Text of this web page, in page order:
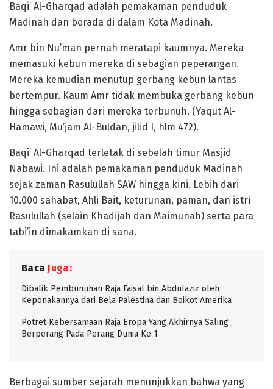
Baqi’ Al-Gharqad adalah pemakaman penduduk
Madinah dan berada di dalam Kota Madinah.
Amr bin Nu’man pernah meratapi kaumnya. Mereka
memasuki kebun mereka di sebagian peperangan.
Mereka kemudian menutup gerbang kebun lantas
bertempur. Kaum Amr tidak membuka gerbang kebun
hingga sebagian dari mereka terbunuh. (Yaqut Al-
Hamawi, Mu’jam Al-Buldan, jilid I, hlm 472).
Baqi’ Al-Gharqad terletak di sebelah timur Masjid
Nabawi. Ini adalah pemakaman penduduk Madinah
sejak zaman Rasulullah SAW hingga kini. Lebih dari
10.000 sahabat, Ahli Bait, keturunan, paman, dan istri
Rasulullah (selain Khadijah dan Maimunah) serta para
tabi’in dimakamkan di sana.
Baca Juga:
Dibalik Pembunuhan Raja Faisal bin Abdulaziz oleh
Keponakannya dari Bela Palestina dan Boikot Amerika
Potret Kebersamaan Raja Eropa Yang Akhirnya Saling
Berperang Pada Perang Dunia Ke 1
Berbagai sumber sejarah menunjukkan bahwa yang